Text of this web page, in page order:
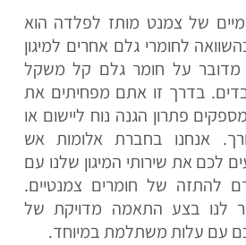
של צמנט מותז לפלדה הוא
לחומרי גלם אחרים למיגון
מדובר על חומר גלם קל משקל
בדרך זו אתם מפחיתים את
פתרון הגנה נוח ליישום או
אנחנו בחברת אלומות אש
לכם את שירותי המיגון שלנו עם
להתזה של חומרים צמנטיים.
לנו בצע התאמה מדויקת של
עם עלות משתלמת במיוחד.